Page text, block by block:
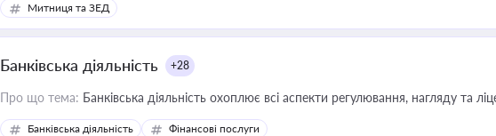
Митниця та ЗЕД
Банківська діяльність +28
Про що тема: Банківська діяльність охоплює всі аспекти регулювання, нагляду та
Банківська діяльність Фінансові послуги